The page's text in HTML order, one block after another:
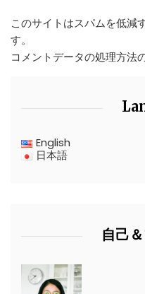
このサイトはスパムを低減
す。
コメントデータの処理方法
English
日本語
自己